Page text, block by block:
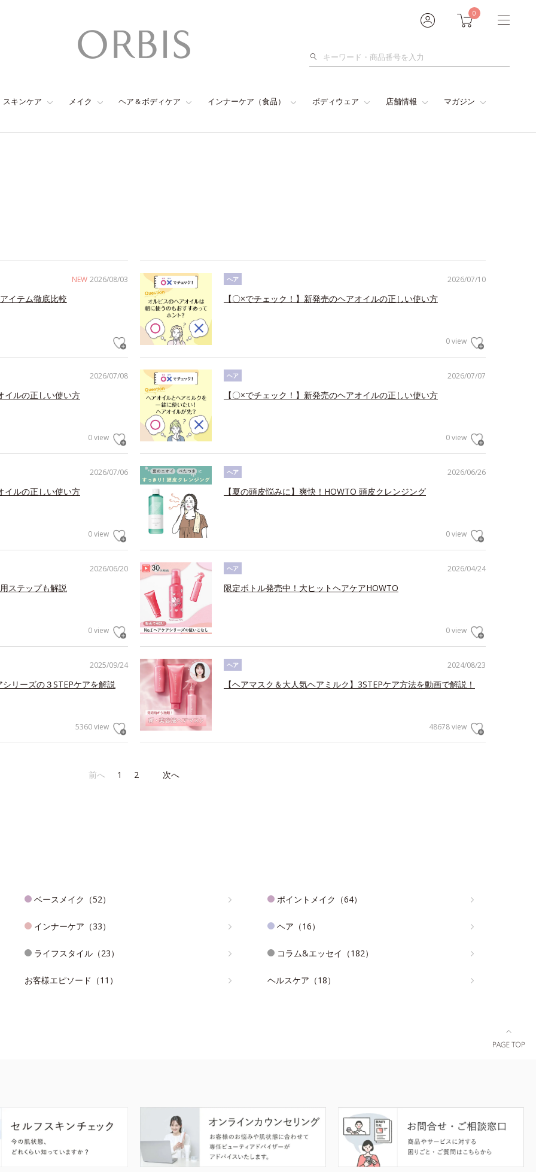
0
検
スキンケア メイク ヘア＆ボディケア インナーケア（食品） ボディウェア 店舗情報 マガジン
NEW 2026/08/03
イテム徹底比較
2026/07/10
ヘア
【〇×でチェック！】新発売のヘアオイルの正しい使い方
0 view
2026/07/08
イルの正しい使い方
0 view
2026/07/07
ヘア
【〇×でチェック！】新発売のヘアオイルの正しい使い方
0 view
2026/07/06
イルの正しい使い方
0 view
2026/06/26
ヘア
【夏の頭皮悩みに】爽快！HOWTO 頭皮クレンジング
0 view
2026/06/20
ステップも解説
0 view
2026/04/24
ヘア
限定ボトル発売中！大ヒットヘアケアHOWTO
0 view
2025/09/24
リーズの３STEPケアを解説
5360 view
2024/08/23
ヘア
【ヘアマスク＆大人気ヘアミルク】3STEPケア方法を動画で解説！
48678 view
前へ 1 2 次へ
ベースメイク（52） ポイントメイク（64）
インナーケア（33） ヘア（16）
ライフスタイル（23） コラム&エッセイ（182）
お客様エピソード（11） ヘルスケア（18）